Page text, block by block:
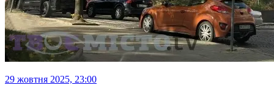
29 жовтня 2025, 23:00